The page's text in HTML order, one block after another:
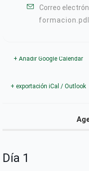
Correo
+ Añadir Google Calendar
+ exportación iCal / Outlook
Día 1